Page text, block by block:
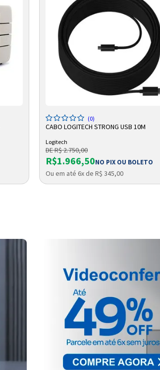
ADICIONAR A SACOLA
(0)
CABO LOGITECH STRONG USB 10M
Logitech
DE R$ 2.750,00
R$1.966,50NO PIX OU BOLETO
Ou em até 6x de R$ 345,00